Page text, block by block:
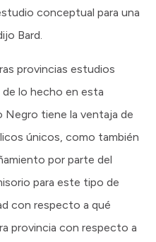
conceptual para una
Bard.
provincias estudios
lo hecho en esta
Negro tiene la ventaja de
únicos, como también
por parte del
para este tipo de
con respecto a qué
provincia con respecto a